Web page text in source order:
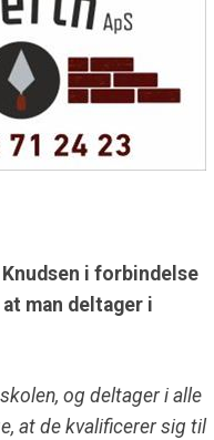
i forbindelse
man deltager i
og deltager i alle
at de kvalificerer sig til